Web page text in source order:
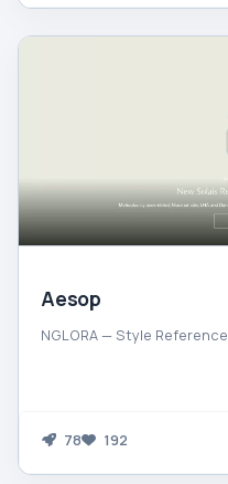
Aesop
NGLORA — Style Reference
78 192